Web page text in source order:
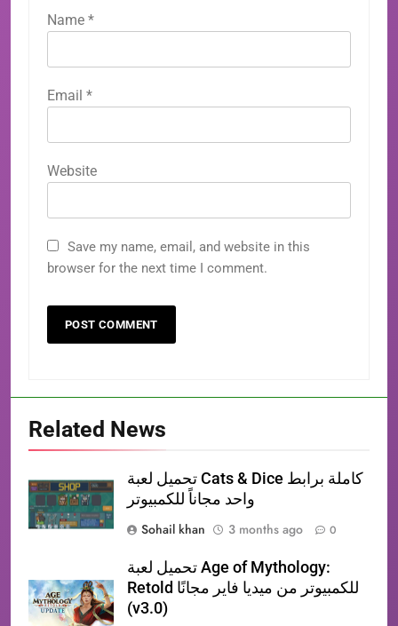
Name *
Email *
Website
Save my name, email, and website in this
browser for the next time I comment.
Related News
تحميل لعبة Cats & Dice كاملة برابط
واحد مجاناً للكمبيوتر
Sohail khan
3 months ago 0
تحميل لعبة Age of Mythology:
Retold للكمبيوتر من ميديا فاير مجانًا
(v3.0)